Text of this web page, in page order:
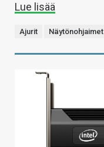
Lue lisää
Ajurit Näytönohjaimet